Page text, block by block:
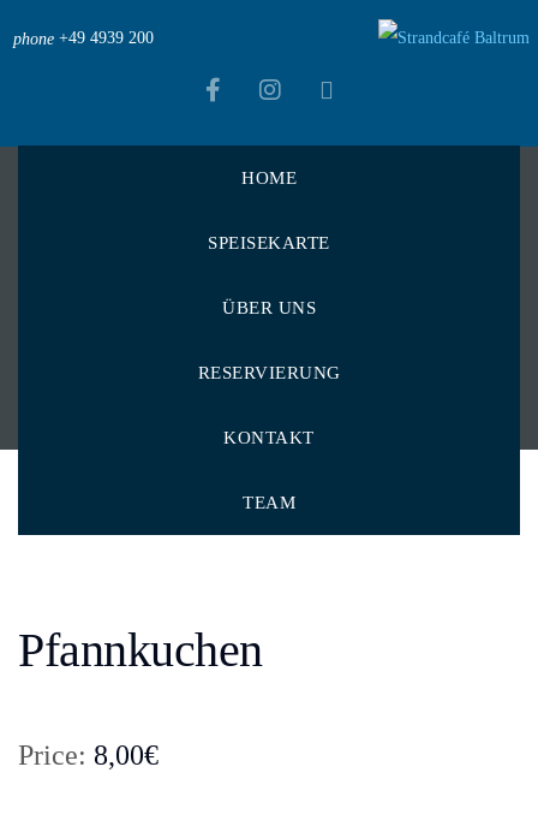
phone +49 4939 200
HOME
SPEISEKARTE
ÜBER UNS
RESERVIERUNG
KONTAKT
TEAM
Strandcafé Baltrum > Menu Items
Pfannkuchen
Pfannkuchen
Price: 8,00€